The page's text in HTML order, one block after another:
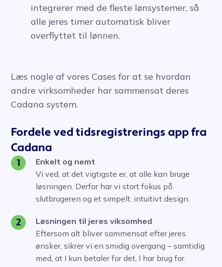
integrerer med de fleste lønsystemer, så
alle jeres timer automatisk bliver
overflyttet til lønnen.
Læs nogle af vores Cases for at se hvordan
andre virksomheder har sammensat deres
Cadana system.
Fordele ved tidsregistrerings app fra
Cadana
1
Enkelt og nemt
Vi ved, at det vigtigste er, at alle kan bruge
løsningen. Derfor har vi stort fokus på
slutbrugeren og et simpelt, intuitivt design.
2
Løsningen til jeres viksomhed
Eftersom alt bliver sammensat efter jeres
ønsker, sikrer vi en smidig overgang – samtidig
med, at I kun betaler for det, I har brug for.